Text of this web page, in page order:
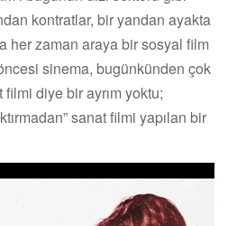
kontratlar, bir yandan ayakta
zaman araya bir sosyal film
sinema, bugünkünden çok
diye bir ayrım yoktu;
sanat filmi yapılan bir